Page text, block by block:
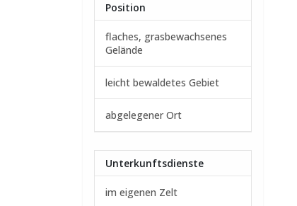
Position
flaches, grasbewachsenes
Gelände
leicht bewaldetes Gebiet
abgelegener Ort
Unterkunftsdienste
im eigenen Zelt